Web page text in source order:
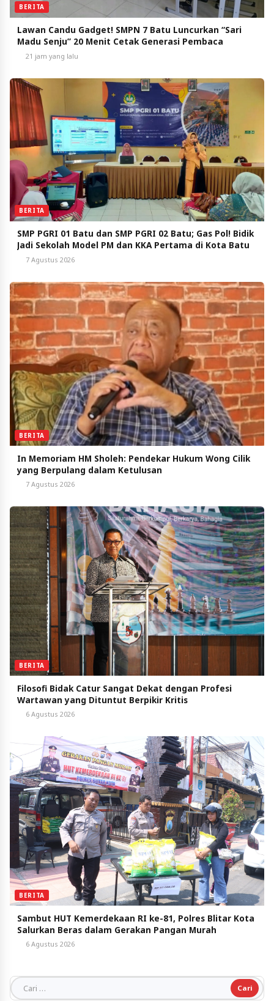
BERITA
Lawan Candu Gadget! SMPN 7 Batu Luncurkan “Sari
Madu Senju” 20 Menit Cetak Generasi Pembaca
21 jam yang lalu
BERITA
SMP PGRI 01 Batu dan SMP PGRI 02 Batu; Gas Pol! Bidik
Jadi Sekolah Model PM dan KKA Pertama di Kota Batu
7 Agustus 2026
BERITA
In Memoriam HM Sholeh: Pendekar Hukum Wong Cilik
yang Berpulang dalam Ketulusan
7 Agustus 2026
BERITA
Filosofi Bidak Catur Sangat Dekat dengan Profesi
Wartawan yang Dituntut Berpikir Kritis
6 Agustus 2026
BERITA
Sambut HUT Kemerdekaan RI ke-81, Polres Blitar Kota
Salurkan Beras dalam Gerakan Pangan Murah
6 Agustus 2026
Cari untuk: